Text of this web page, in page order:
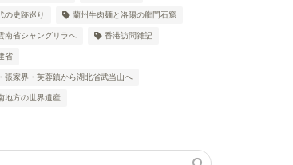
の史跡巡り 蘭州牛肉麺と洛陽の龍門石窟
南省シャングリラへ 香港訪問雑記
省
張家界・芙蓉鎮から湖北省武当山へ
地方の世界遺産